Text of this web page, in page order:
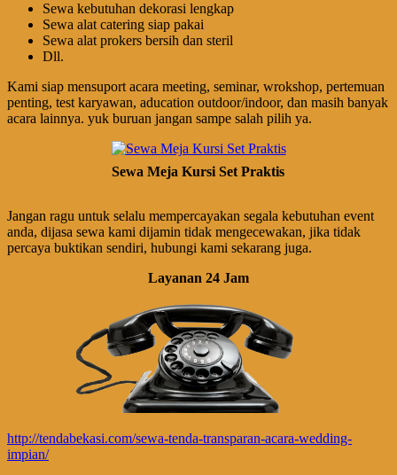
Sewa kebutuhan dekorasi lengkap
Sewa alat catering siap pakai
Sewa alat prokers bersih dan steril
Dll.
Kami siap mensuport acara meeting, seminar, wrokshop, pertemuan
penting, test karyawan, aducation outdoor/indoor, dan masih banyak
acara lainnya. yuk buruan jangan sampe salah pilih ya.
Sewa Meja Kursi Set Praktis
Jangan ragu untuk selalu mempercayakan segala kebutuhan event
anda, dijasa sewa kami dijamin tidak mengecewakan, jika tidak
percaya buktikan sendiri, hubungi kami sekarang juga.
Layanan 24 Jam
http://tendabekasi.com/sewa-tenda-transparan-acara-wedding-
impian/